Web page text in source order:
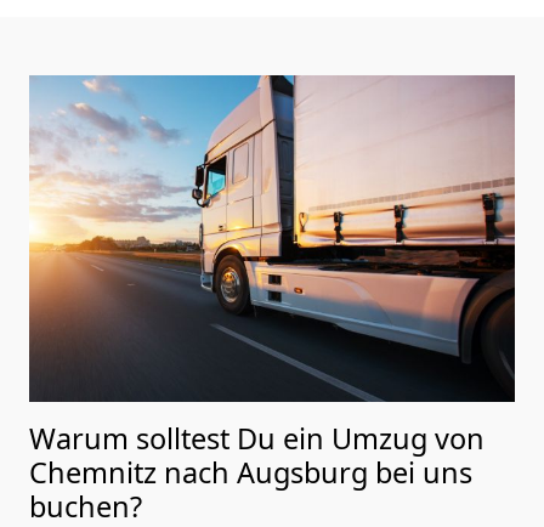
Warum solltest Du ein Umzug von
Chemnitz nach Augsburg bei uns
buchen?